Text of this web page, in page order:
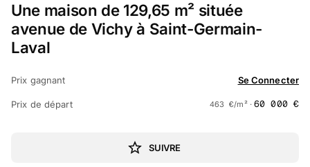
Une maison de 129,65 m² située
avenue de Vichy à Saint-Germain-
Laval
Prix gagnant Se Connecter
Prix de départ 463 €/m² ·60 000 €
SUIVRE